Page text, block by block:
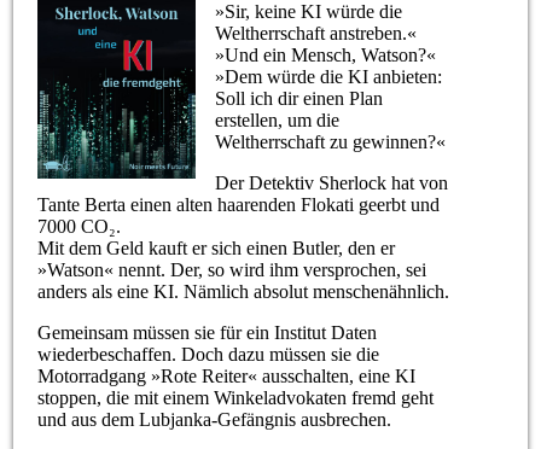
»Sir, keine KI würde die
Weltherrschaft anstreben.«
»Und ein Mensch, Watson?«
»Dem würde die KI anbieten:
Soll ich dir einen Plan
erstellen, um die
Weltherrschaft zu gewinnen?«
Der Detektiv Sherlock hat von
Tante Berta einen alten haarenden Flokati geerbt und
7000 CO₂.
Mit dem Geld kauft er sich einen Butler, den er
»Watson« nennt. Der, so wird ihm versprochen, sei
anders als eine KI. Nämlich absolut menschenähnlich.
Gemeinsam müssen sie für ein Institut Daten
wiederbeschaffen. Doch dazu müssen sie die
Motorradgang »Rote Reiter« ausschalten, eine KI
stoppen, die mit einem Winkeladvokaten fremd geht
und aus dem Lubjanka-Gefängnis ausbrechen.